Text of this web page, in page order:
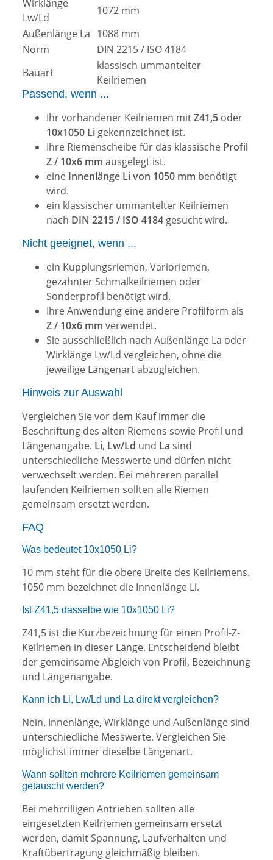
Wirklänge
Lw/Ld
1072 mm
Außenlänge La 1088 mm
Norm
DIN 2215 / ISO 4184
Bauart
klassisch ummantelter
Keilriemen
Passend, wenn ...
Ihr vorhandener Keilriemen mitZ41,5 oder
10x1050 Li gekennzeichnet ist.
Ihre Riemenscheibe für das klassische Profil
Z / 10x6 mm ausgelegt ist.
eine Innenlänge Li von 1050 mm benötigt
wird.
ein klassischer ummantelter Keilriemen
nach DIN 2215 / ISO 4184 gesucht wird.
Nicht geeignet, wenn ...
ein Kupplungsriemen, Varioriemen,
gezahnter Schmalkeilriemen oder
Sonderprofil benötigt wird.
Ihre Anwendung eine andere Profilform als
Z / 10x6 mm verwendet.
Sie ausschließlich nach Außenlänge La oder
Wirklänge Lw/Ld vergleichen, ohne die
jeweilige Längenart abzugleichen.
Hinweis zur Auswahl
Vergleichen Sie vor dem Kauf immer die
Beschriftung des alten Riemens sowie Profil und
Längenangabe. Li, Lw/Ld und La sind
unterschiedliche Messwerte und dürfen nicht
verwechselt werden. Bei mehreren parallel
laufenden Keilriemen sollten alle Riemen
gemeinsam ersetzt werden.
FAQ
Was bedeutet 10x1050 Li?
10 mm steht für die obere Breite des Keilriemens.
1050 mm bezeichnet die Innenlänge Li.
Ist Z41,5 dasselbe wie 10x1050 Li?
Z41,5 ist die Kurzbezeichnung für einen Profil-Z-
Keilriemen in dieser Länge. Entscheidend bleibt
der gemeinsame Abgleich von Profil, Bezeichnung
und Längenangabe.
Kann ich Li, Lw/Ld und La direkt vergleichen?
Nein. Innenlänge, Wirklänge und Außenlänge sind
unterschiedliche Messwerte. Vergleichen Sie
möglichst immer dieselbe Längenart.
Wann sollten mehrere Keilriemen gemeinsam
getauscht werden?
Bei mehrrilligen Antrieben sollten alle
eingesetzten Keilriemen gemeinsam ersetzt
werden, damit Spannung, Laufverhalten und
Kraftübertragung gleichmäßig bleiben.